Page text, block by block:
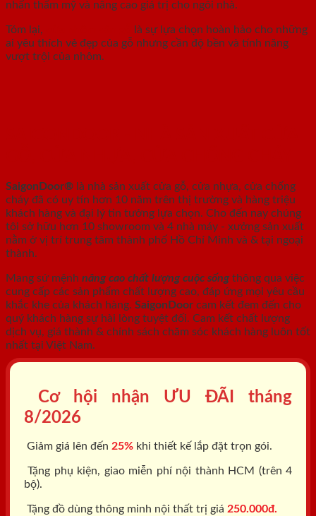
nhấn thẩm mỹ và nâng cao giá trị cho ngôi nhà.
Tóm lại,
là sự lựa chọn hoàn hảo cho những
ai yêu thích vẻ đẹp của gỗ nhưng cần độ bền và tính năng
vượt trội của nhôm.
SaigonDoor® là nhà sản xuất cửa gỗ, cửa nhựa, cửa chống
cháy đã có uy tín hơn 10 năm trên thị trường và hàng triệu
khách hàng và đại lý tin tưởng lựa chọn. Cho đến nay chúng
tôi sở hữu hơn 10 showroom và 4 nhà máy - xưởng sản xuất
nằm ở vị trí trung tâm thành phố Hồ Chí Minh và & tại ngoại
thành.
Mang sứ mệnh nâng cao chất lượng cuộc sống thông qua việc
cung cấp các sản phẩm chất lượng cao, đáp ứng mọi yêu cầu
khắc khe của khách hàng. SaigonDoor cam kết đem đến cho
quý khách hàng sự hài lòng tuyệt đối. Cam kết chất lượng
dịch vụ, giá thành & chính sách chăm sóc khách hàng luôn tốt
nhất tại Việt Nam.
Cơ hội nhận ƯU ĐÃI tháng
8/2026
Giảm giá lên đến 25% khi thiết kế lắp đặt trọn gói.
Tặng phụ kiện, giao miễn phí nội thành HCM (trên 4
bộ).
Tặng đồ dùng thông minh nội thất trị giá 250.000đ.